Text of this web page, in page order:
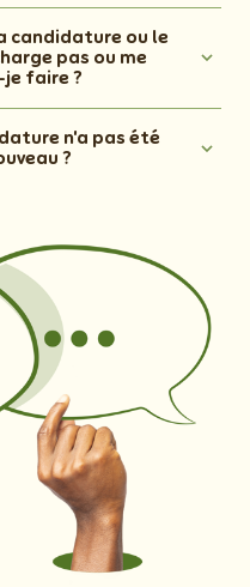
candidature ou le
pas ou me
je faire ?
n'a pas été
?